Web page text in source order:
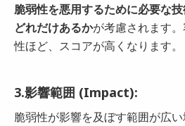
脆弱性を悪用するために必要な
どれだけあるかが考慮されます
性ほど、スコアが高くなります。
3.影響範囲 (Impact):
脆弱性が影響を及ぼす範囲が広